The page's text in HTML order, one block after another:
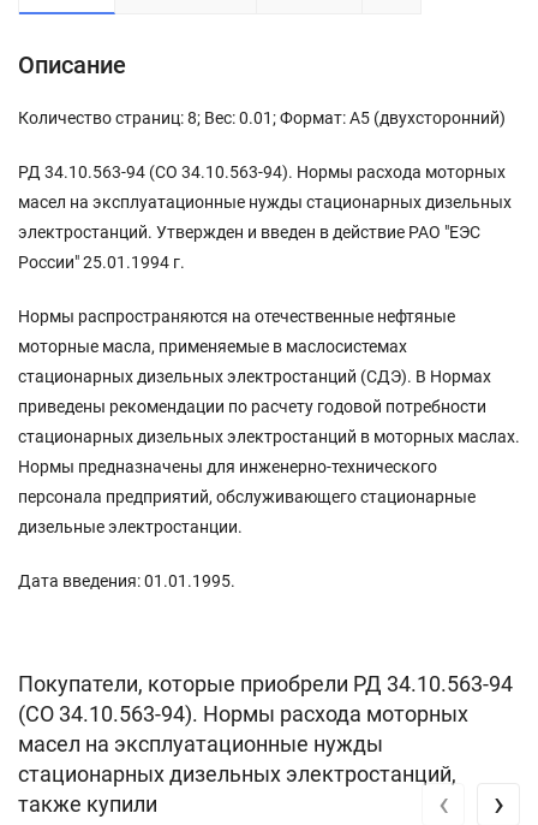
Описание
Количество страниц: 8; Вес: 0.01; Формат: А5 (двухсторонний)
РД 34.10.563-94 (СО 34.10.563-94). Нормы расхода моторных
масел на эксплуатационные нужды стационарных дизельных
электростанций. Утвержден и введен в действие РАО "ЕЭС
России" 25.01.1994 г.
Нормы распространяются на отечественные нефтяные
моторные масла, применяемые в маслосистемах
стационарных дизельных электростанций (СДЭ). В Нормах
приведены рекомендации по расчету годовой потребности
стационарных дизельных электростанций в моторных маслах.
Нормы предназначены для инженерно-технического
персонала предприятий, обслуживающего стационарные
дизельные электростанции.
Дата введения: 01.01.1995.
Покупатели, которые приобрели РД 34.10.563-94
(СО 34.10.563-94). Нормы расхода моторных
масел на эксплуатационные нужды
стационарных дизельных электростанций,
также купили
‹ ›